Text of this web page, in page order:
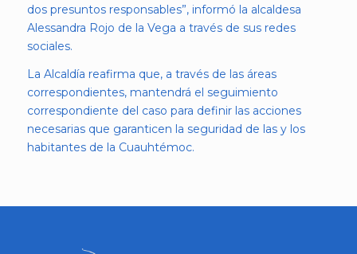
dos presuntos responsables”, informó la alcaldesa
Alessandra Rojo de la Vega a través de sus redes
sociales.
La Alcaldía reafirma que, a través de las áreas
correspondientes, mantendrá el seguimiento
correspondiente del caso para definir las acciones
necesarias que garanticen la seguridad de las y los
habitantes de la Cuauhtémoc.